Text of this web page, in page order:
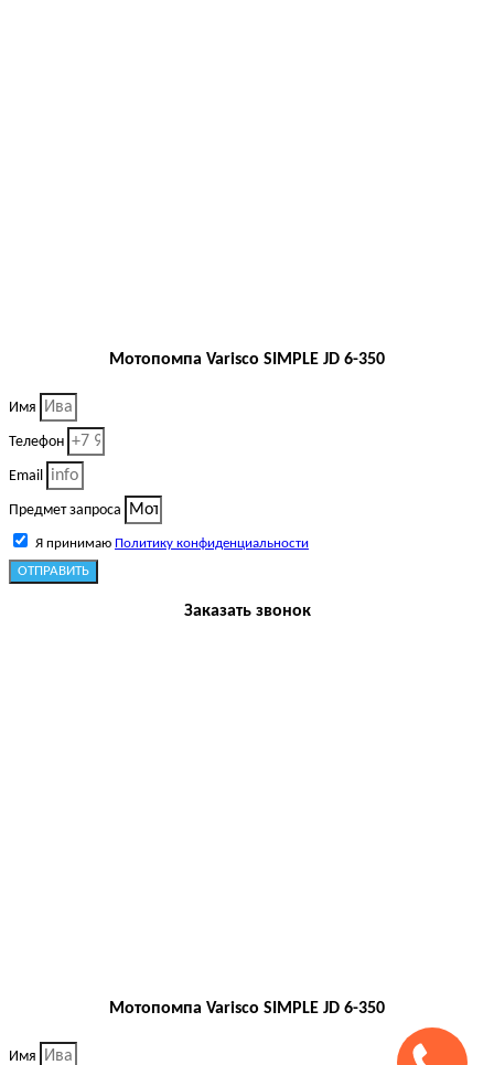
Мотопомпа Varisco SIMPLE JD 6-350
Имя
Телефон
Email
Предмет запроса
Я принимаю Политику конфиденциальности
ОТПРАВИТЬ
Заказать звонок
Мотопомпа Varisco SIMPLE JD 6-350
Имя